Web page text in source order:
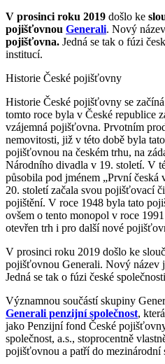
V prosinci roku 2019 došlo ke
pojišťovnou Generali. Nový
pojišťovna. Jedná se tak o fúzi
institucí.
Historie České pojišťovny
Historie České pojišťovny se
tomto roce byla v České republice
vzájemná pojišťovna. Prvotním
nemovitosti, již v této době byla
pojišťovnou na českém trhu, na
Národního divadla v 19. století. V
působila pod jménem „První
20. století začala svou pojišťovací
pojištění. V roce 1948 byla tato
ovšem o tento monopol v roce
otevřen trh i pro další nové
V prosinci roku 2019 došlo ke
pojišťovnou Generali. Nový název
Jedná se tak o fúzi české
Významnou součástí skupiny
Generali penzijní společnost,
jako Penzijní fond České
společnost, a.s., stoprocentně
pojišťovnou a patří do mezinárodní